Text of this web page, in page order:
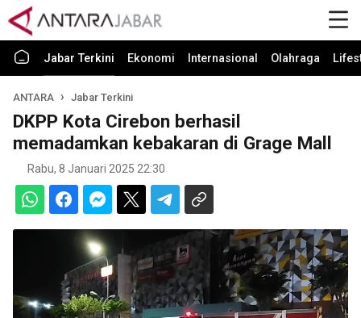
Jabar Terkini Ekonomi Internasional Olahraga
ANTARA Jabar Terkini
DKPP Kota Cirebon berhasil
memadamkan kebakaran di Grage Mall
Rabu, 8 Januari 2025 22:30